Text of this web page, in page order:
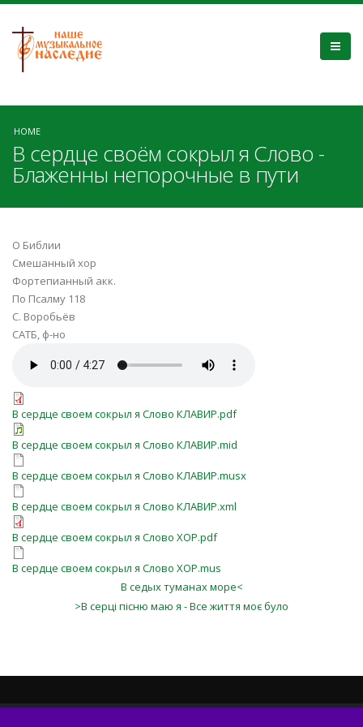
HOME
В сердце своём сокрыл я Слово -
Блаженны непорочные в пути
О Библии
Смешанный хор
Фортепианный акк.
По Псалму 118
С. Воробьёв
САТБ, ф-но
В сердце своем сокрыл я Слово КЛАВИР.pdf
В сердце своем сокрыл я Слово КЛАВИР.mid
В сердце своем сокрыл я Слово КЛАВИР.musx
В сердце своем сокрыл я Слово КЛАВИР.xml
В сердце своем сокрыл я Слово ХОР.pdf
В сердце своем сокрыл я Слово ХОР.mus
В седых туманах море<
>В серці пісню маю я - Все життя моє було